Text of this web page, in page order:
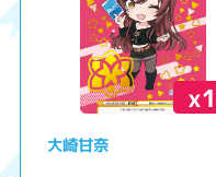
x1
大崎甘奈